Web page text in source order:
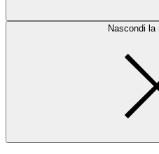
Nascondi la